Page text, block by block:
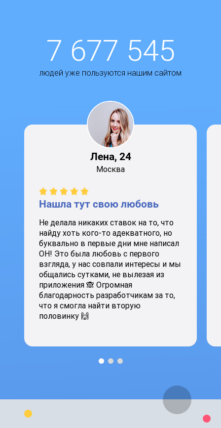
7 677 545
людей уже пользуются нашим сайтом
Лена, 24
Москва
Нашла тут свою любовь
Не делала никаких ставок на то, что
найду хоть кого-то адекватного, но
буквально в первые дни мне написал
ОН! Это была любовь с первого
взгляда, у нас совпали интересы и мы
общались сутками, не вылезая из
приложения 🙈 Огромная
благодарность разработчикам за то,
что я смогла найти вторую
половинку 🙌